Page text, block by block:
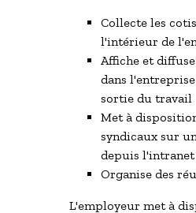
Collecte les
l'intérieur de
Affiche et
dans
sortie du travail
Met à
syndicaux sur
depuis
Organise des
L'employeur met à